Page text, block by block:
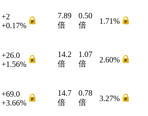
+2
+0.17%
7.89
倍
0.50
倍
1.71%
+26.0
+1.56%
14.2
倍
1.07
倍
2.60%
+69.0
+3.66%
14.7
倍
0.78
倍
3.27%